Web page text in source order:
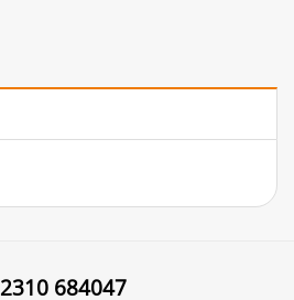
2310 684047